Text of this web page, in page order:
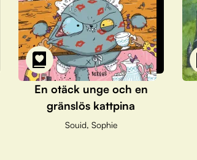
En otäck unge och en
gränslös kattpina
Souid, Sophie